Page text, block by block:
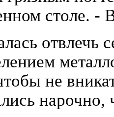
столе. -
отвлечь
не
нарочно,